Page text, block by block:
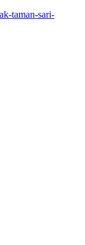
taman-sari-